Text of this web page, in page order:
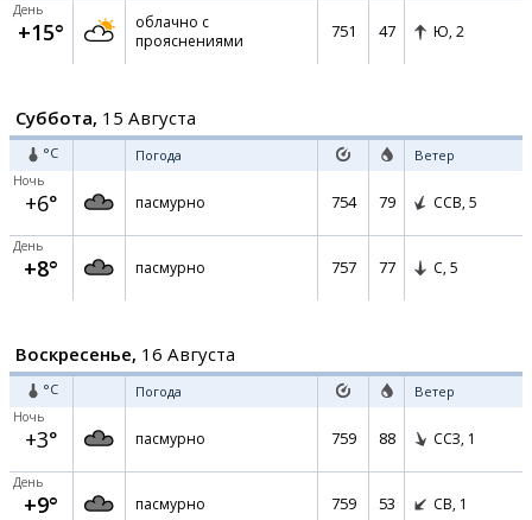
День
+15°
облачно с
прояснениями
751 47 Ю, 2
Суббота, 15 Августа
°C Погода Ветер
Ночь
+6° пасмурно 754 79 ССВ, 5
День
+8° пасмурно 757 77 С, 5
Воскресенье, 16 Августа
°C Погода Ветер
Ночь
+3° пасмурно 759 88 ССЗ, 1
День
+9° пасмурно 759 53 СВ, 1